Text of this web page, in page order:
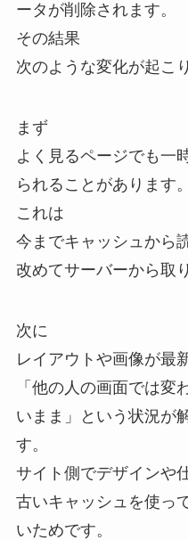
ータが削除されます。
その結果
次のような変化が起こ
まず
よく見るページでも一
られることがあります。
これは
今までキャッシュから
改めてサーバーから取
次に
レイアウトや画像が最
「他の人の画面では変
いまま」という状況が
す。
サイト側でデザインや
古いキャッシュを使っ
いためです。